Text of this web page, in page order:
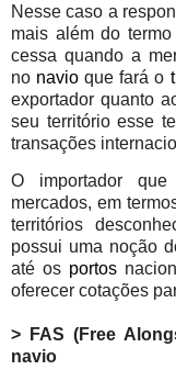
Nesse caso a
mais além do
cessa quando a
no navio que fará o
exportador quanto
seu território esse
transações
O importador que
mercados, em
territórios
possui uma noção
até os portos
oferecer cotações
> FAS (Free
navio